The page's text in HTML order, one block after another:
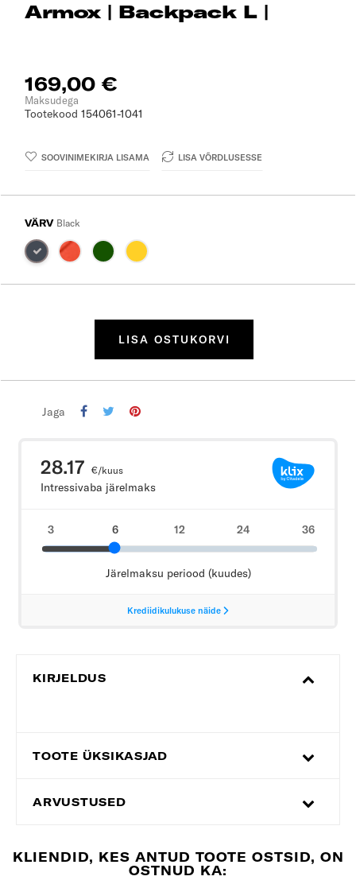
Armox | Backpack L |
169,00 €
Maksudega
Tootekood 154061-1041
SOOVINIMEKIRJA LISAMA LISA VÕRDLUSESSE
VÄRV Black
LISA OSTUKORVI
Jaga
KIRJELDUS
TOOTE ÜKSIKASJAD
ARVUSTUSED
KLIENDID, KES ANTUD TOOTE OSTSID, ON
OSTNUD KA: